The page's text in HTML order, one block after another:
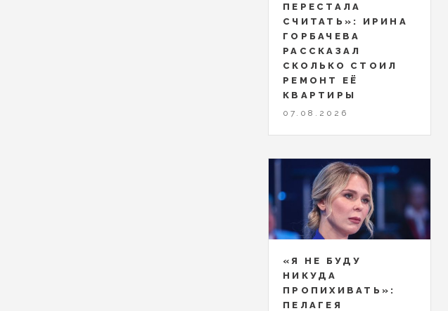
ПЕРЕСТАЛА
СЧИТАТЬ»: ИРИНА
ГОРБАЧЕВА
РАССКАЗАЛ
СКОЛЬКО СТОИЛ
РЕМОНТ ЕЁ
КВАРТИРЫ
07.08.2026
«Я НЕ БУДУ
НИКУДА
ПРОПИХИВАТЬ»:
ПЕЛАГЕЯ